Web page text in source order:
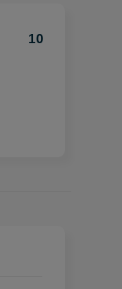
10